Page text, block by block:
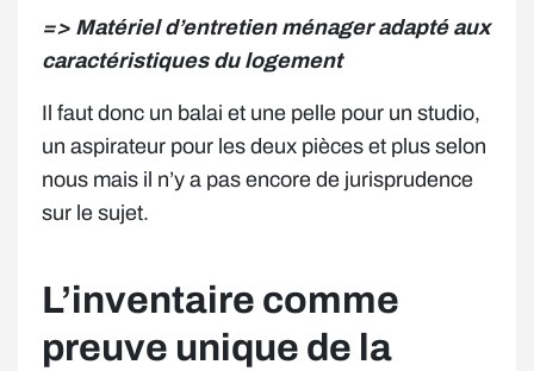
=> Matériel d’entretien ménager adapté aux
caractéristiques du logement
Il faut donc un balai et une pelle pour un studio,
un aspirateur pour les deux pièces et plus selon
nous mais il n’y a pas encore de jurisprudence
sur le sujet.
L’inventaire comme
preuve unique de la